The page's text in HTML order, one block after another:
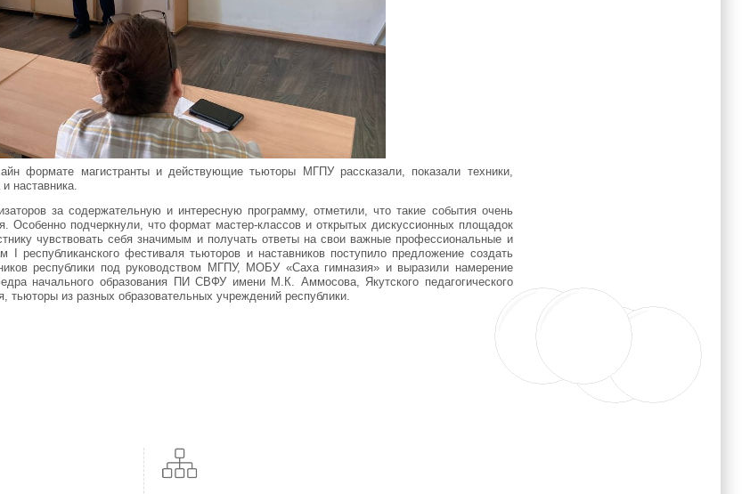
формате магистранты и действующие тьюторы МГПУ рассказали, показали техники,
наставника.
за содержательную и интересную программу, отметили, что такие события очень
Особенно подчеркнули, что формат мастер-классов и открытых дискуссионных площадок
чувствовать себя значимым и получать ответы на свои важные профессиональные и
I республиканского фестиваля тьюторов и наставников поступило предложение создать
республики под руководством МГПУ, МОБУ «Саха гимназия» и выразили намерение
начального образования ПИ СВФУ имени М.К. Аммосова, Якутского педагогического
тьюторы из разных образовательных учреждений республики.